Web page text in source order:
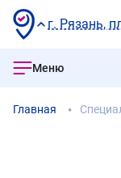
г. Рязань,
Меню
Главная